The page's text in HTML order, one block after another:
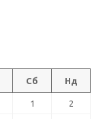
Сб Нд
1 2